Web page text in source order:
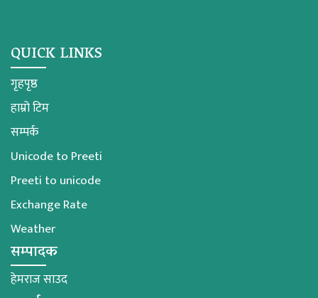
QUICK LINKS
गृहपृष्ठ
हाम्रो टिम
सम्पर्क
Unicode to Preeti
Preeti to unicode
Exchange Rate
Weather
सम्पादक
हेमराज साउद